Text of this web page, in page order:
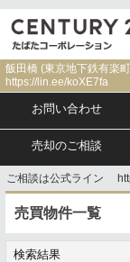
飯田橋 (東京地下鉄有楽
https://lin.ee/koXE7fa
お問い合わせ
売却のご相談
ご相談は公式ライン
売買物件一覧
検索結果